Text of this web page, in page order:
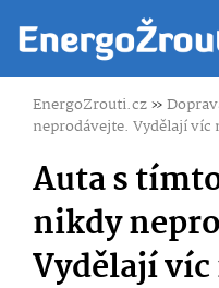
EnergoZrouti.cz»
neprodávejte. Vydělají víc
Auta s
nikdy
Vydělají